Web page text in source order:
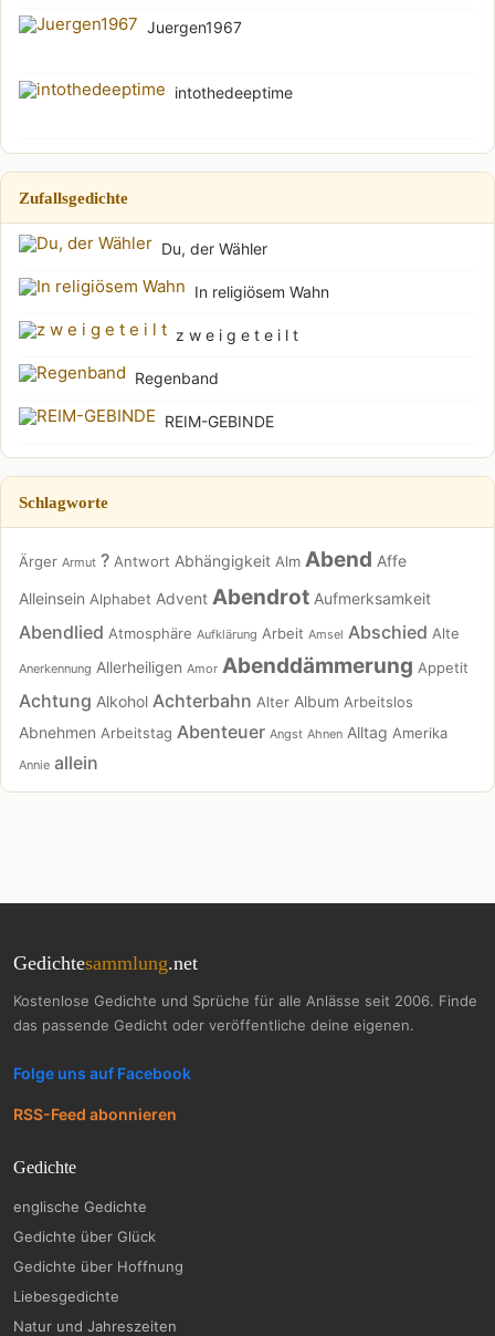
Juergen1967
intothedeeptime
Zufallsgedichte
Du, der Wähler
In religiösem Wahn
z w e i g e t e i l t
Regenband
REIM-GEBINDE
Schlagworte
Ärger Armut ? Antwort Abhängigkeit Alm Abend Affe
Alleinsein Alphabet Advent Abendrot Aufmerksamkeit
Abendlied Atmosphäre Aufklärung Arbeit Amsel Abschied Alte
Anerkennung Allerheiligen Amor Abenddämmerung Appetit
Achtung Alkohol Achterbahn Alter Album Arbeitslos
Abnehmen Arbeitstag Abenteuer Angst Ahnen Alltag Amerika
Annie allein
Gedichtesammlung.net
Kostenlose Gedichte und Sprüche für alle Anlässe seit 2006. Finde
das passende Gedicht oder veröffentliche deine eigenen.
Folge uns auf Facebook
RSS-Feed abonnieren
Gedichte
englische Gedichte
Gedichte über Glück
Gedichte über Hoffnung
Liebesgedichte
Natur und Jahreszeiten